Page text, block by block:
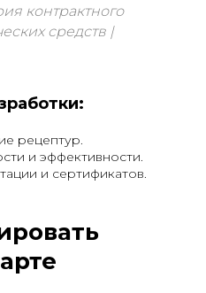
контрактного
средств |
рецептур.
и эффективности.
и сертификатов.